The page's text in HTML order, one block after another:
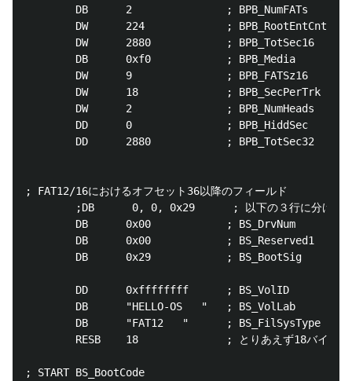
DB      2               ; BPB_NumFATs
DW      224             ; BPB_RootEntCnt
DW      2880            ; BPB_TotSec16
DB      0xf0            ; BPB_Media         21
DW      9               ; BPB_FATSz16
DW      18              ; BPB_SecPerTrk
DW      2               ; BPB_NumHeads
DD      0               ; BPB_HiddSec       28
DD      2880            ; BPB_TotSec32
; FAT12/16におけるオフセット36以降のフィールド
;DB      0, 0, 0x29      ; 以下の３行に分けて
DB      0x00            ; BS_DrvNum
DB      0x00            ; BS_Reserved1
DB      0x29            ; BS_BootSig
DD      0xffffffff      ; BS_VolID
DB      "HELLO-OS   "   ; BS_VolLab
DB      "FAT12   "      ; BS_FilSysType
RESB    18              ; とりあえず18バイト開
; START BS_BootCode